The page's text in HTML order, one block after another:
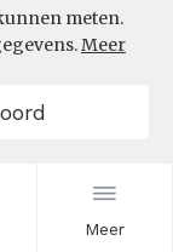
Meer
meten.
Meer
lang